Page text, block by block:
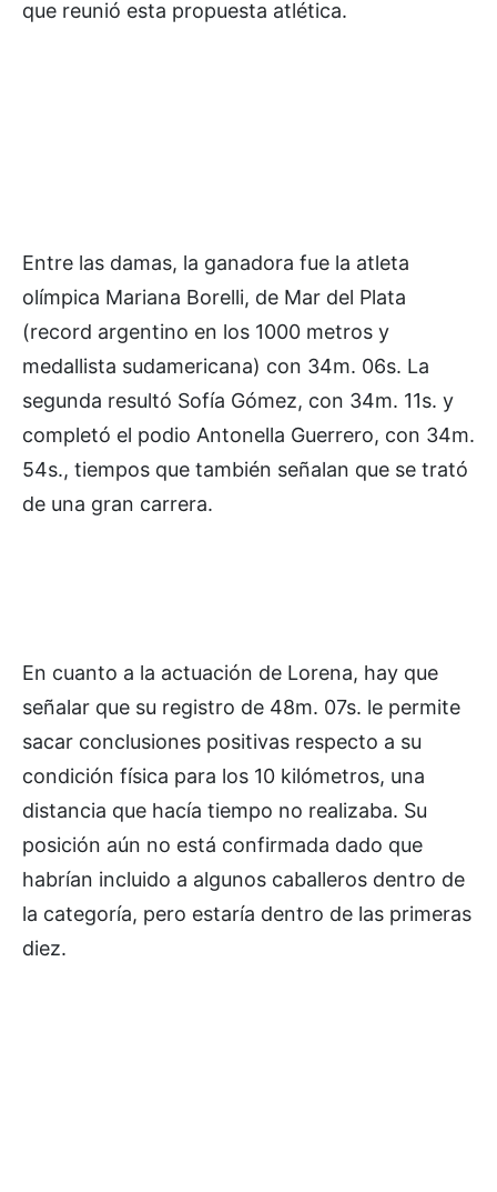
que reunió esta propuesta atlética.
Entre las damas, la ganadora fue la atleta
olímpica Mariana Borelli, de Mar del Plata
(record argentino en los 1000 metros y
medallista sudamericana) con 34m. 06s. La
segunda resultó Sofía Gómez, con 34m. 11s. y
completó el podio Antonella Guerrero, con 34m.
54s., tiempos que también señalan que se trató
de una gran carrera.
En cuanto a la actuación de Lorena, hay que
señalar que su registro de 48m. 07s. le permite
sacar conclusiones positivas respecto a su
condición física para los 10 kilómetros, una
distancia que hacía tiempo no realizaba. Su
posición aún no está confirmada dado que
habrían incluido a algunos caballeros dentro de
la categoría, pero estaría dentro de las primeras
diez.